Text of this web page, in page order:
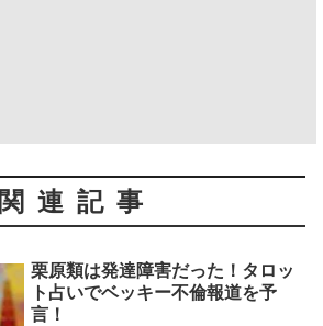
関連記事
栗原類は発達障害だった！タロッ
ト占いでベッキー不倫報道を予
言！